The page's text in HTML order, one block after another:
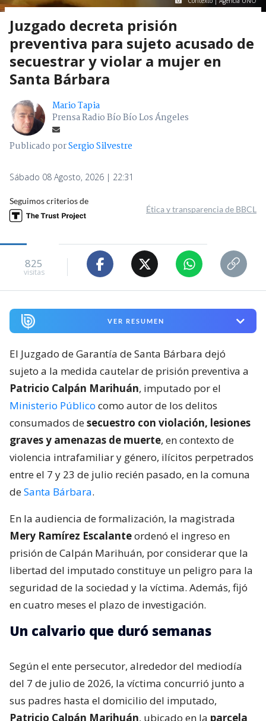
Juzgado decreta prisión
preventiva para sujeto acusado de
secuestrar y violar a mujer en
Santa Bárbara
Mario Tapia
Prensa Radio Bío Bío Los Ángeles
Publicado porSergio Silvestre
Sábado 08 Agosto, 2026 | 22:31
Seguimos criterios de
Ética y transparencia de BBCL
825
visitas
VER RESUMEN
El Juzgado de Garantía de Santa Bárbara dejó
sujeto a la medida cautelar de prisión preventiva a
Patricio Calpán Marihuán, imputado por el
Ministerio Público como autor de los delitos
consumados desecuestro con violación, lesiones
graves y amenazas de muerte, en contexto de
violencia intrafamiliar y género, ilícitos perpetrados
entre el 7 y 23 de julio recién pasado, en la comuna
deSanta Bárbara.
En la audiencia de formalización, la magistrada
Mery Ramírez Escalanteordenó el ingreso en
prisión de Calpán Marihuán, por considerar que la
libertad del imputado constituye un peligro para la
seguridad de la sociedad y la víctima. Además, fijó
en cuatro meses el plazo de investigación.
Un calvario que duró semanas
Según el ente persecutor, alrededor del mediodía
del 7 de julio de 2026, la víctima concurrió junto a
sus padres hasta el domicilio del imputado,
Patricio Calpán Marihuán, ubicado en la parcela